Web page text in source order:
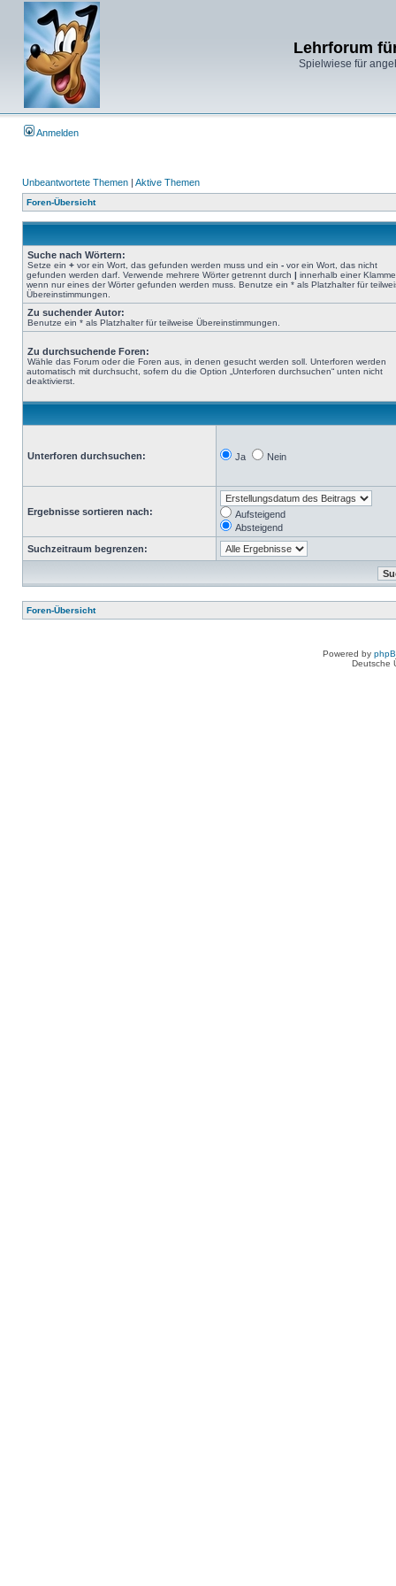
Lehrforum
Spielwiese für
Anmelden
Unbeantwortete Themen | Aktive Themen
Foren-Übersicht
Suche nach Wörtern:
Setze ein + vor ein Wort, das gefunden werden muss und ein - vor ein Wort, das nicht
gefunden werden darf. Verwende mehrere Wörter getrennt durch | innerhalb einer
wenn nur eines der Wörter gefunden werden muss. Benutze ein * als Platzhalter für
Übereinstimmungen.
Zu suchender Autor:
Benutze ein * als Platzhalter für teilweise Übereinstimmungen.
Zu durchsuchende Foren:
Wähle das Forum oder die Foren aus, in denen gesucht werden soll. Unterforen werden
automatisch mit durchsucht, sofern du die Option „Unterforen durchsuchen“ unten nicht
deaktivierst.
Unterforen durchsuchen: Ja Nein
Ergebnisse sortieren nach:
Aufsteigend
Absteigend
Suchzeitraum begrenzen:
Foren-Übersicht
Powered by
Deutsche